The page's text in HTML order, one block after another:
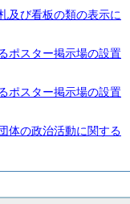
及び看板の類の表示に
ポスター掲示場の設置
ポスター掲示場の設置
体の政治活動に関する